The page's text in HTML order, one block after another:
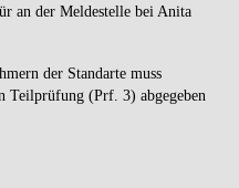
an der Meldestelle bei Anita
der Standarte muss
Teilprüfung (Prf. 3) abgegeben